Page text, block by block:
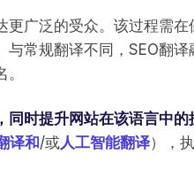
广泛的受众。该过程需
常规翻译不同，SEO翻
时提升网站在该语言中的
译和/或人工智能翻译），